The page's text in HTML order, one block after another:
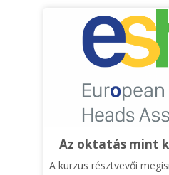
jelenlegi gyakorlatukat,
inkluzívabb módon
csupán pedagógusok, de
Az oktatás mint
A kurzus résztvevői